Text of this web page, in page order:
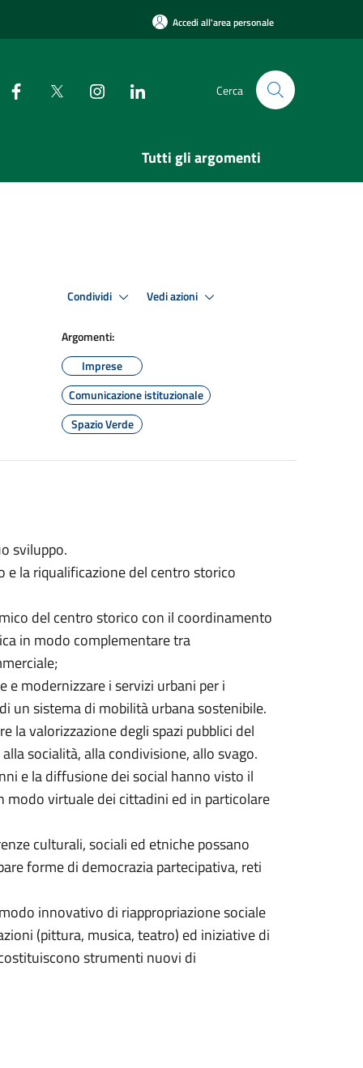
Accedi all'area personale
Cerca
Tutti gli argomenti
Condividi Vedi azioni
Argomenti:
Imprese
Comunicazione istituzionale
Spazio Verde
sviluppo.
e la riqualificazione del centro storico
del centro storico con il coordinamento
in modo complementare tra
e modernizzare i servizi urbani per i
un sistema di mobilità urbana sostenibile.
la valorizzazione degli spazi pubblici del
socialità, alla condivisione, allo svago.
e la diffusione dei social hanno visto il
modo virtuale dei cittadini ed in particolare
culturali, sociali ed etniche possano
forme di democrazia partecipativa, reti
innovativo di riappropriazione sociale
(pittura, musica, teatro) ed iniziative di
strumenti nuovi di